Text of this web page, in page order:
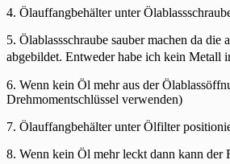
4. Ölauffangbehälter unter
5. Ölablassschraube sauber machen da
abgebildet. Entweder habe ich kein Metall
6. Wenn kein Öl mehr aus der
Drehmomentschlüssel verwenden)
7. Ölauffangbehälter unter Ölfilter
8. Wenn kein Öl mehr leckt dann kann der